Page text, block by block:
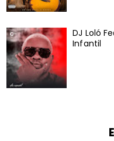
DJ Loló
Infantil